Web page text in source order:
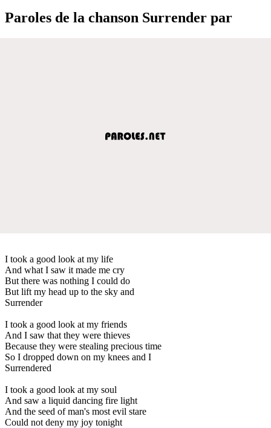
Paroles de la chanson Surrender par
I took a good look at my life
And what I saw it made me cry
But there was nothing I could do
But lift my head up to the sky and
Surrender
I took a good look at my friends
And I saw that they were thieves
Because they were stealing precious time
So I dropped down on my knees and I
Surrendered
I took a good look at my soul
And saw a liquid dancing fire light
And the seed of man's most evil stare
Could not deny my joy tonight